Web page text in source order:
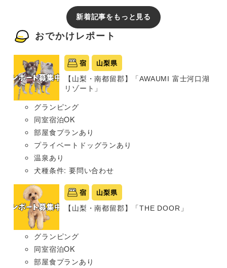
新着記事をもっと見る
おでかけレポート
宿 山梨県
【山梨・南都留郡】「AWAUMI 富士河口湖
リゾート」
グランピング
同室宿泊OK
部屋食プランあり
プライベートドッグランあり
温泉あり
犬種条件: 要問い合わせ
宿 山梨県
【山梨・南都留郡】「THE DOOR」
グランピング
同室宿泊OK
部屋食プランあり